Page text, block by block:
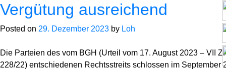
Expertise
Vergütung ausreichend
Posted on 29. Dezember 2023 by Loh
Die Parteien des vom BGH (Urteil vom 17. August 2023 – VII
228/22) entschiedenen Rechtsstreits schlossen im September